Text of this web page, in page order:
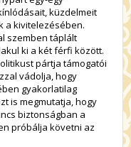
küzdelmeit
a kivitelezésében.
szemben táplált
ki a két férfi között.
pártja támogatói
vádolja, hogy
gyakorlatilag
is megmutatja, hogy
biztonságban a
próbálja követni az